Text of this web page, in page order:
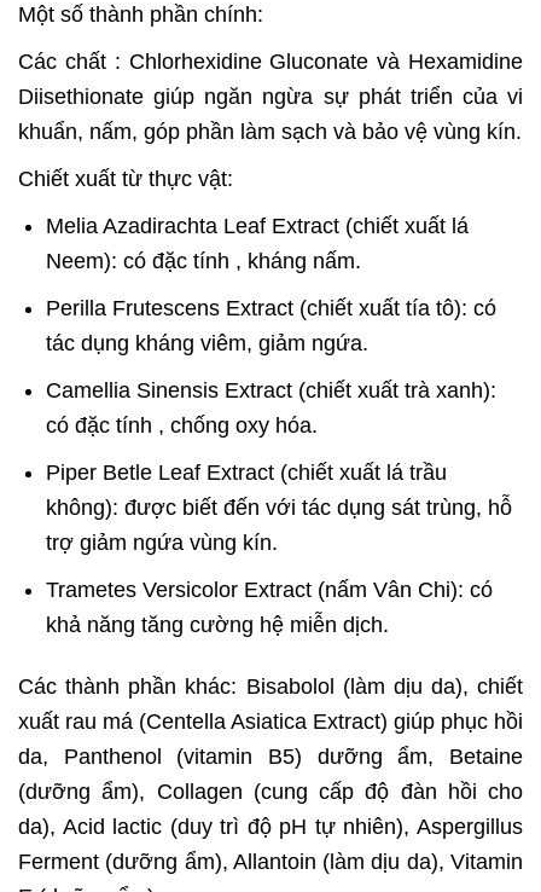
Một số thành phần chính:
Các chất : Chlorhexidine Gluconate và Hexamidine
Diisethionate giúp ngăn ngừa sự phát triển của vi
khuẩn, nấm, góp phần làm sạch và bảo vệ vùng kín.
Chiết xuất từ thực vật:
Melia Azadirachta Leaf Extract (chiết xuất lá
Neem): có đặc tính , kháng nấm.
Perilla Frutescens Extract (chiết xuất tía tô): có
tác dụng kháng viêm, giảm ngứa.
Camellia Sinensis Extract (chiết xuất trà xanh):
có đặc tính , chống oxy hóa.
Piper Betle Leaf Extract (chiết xuất lá trầu
không): được biết đến với tác dụng sát trùng, hỗ
trợ giảm ngứa vùng kín.
Trametes Versicolor Extract (nấm Vân Chi): có
khả năng tăng cường hệ miễn dịch.
Các thành phần khác: Bisabolol (làm dịu da), chiết
xuất rau má (Centella Asiatica Extract) giúp phục hồi
da, Panthenol (vitamin B5) dưỡng ẩm, Betaine
(dưỡng ẩm), Collagen (cung cấp độ đàn hồi cho
da), Acid lactic (duy trì độ pH tự nhiên), Aspergillus
Ferment (dưỡng ẩm), Allantoin (làm dịu da), Vitamin